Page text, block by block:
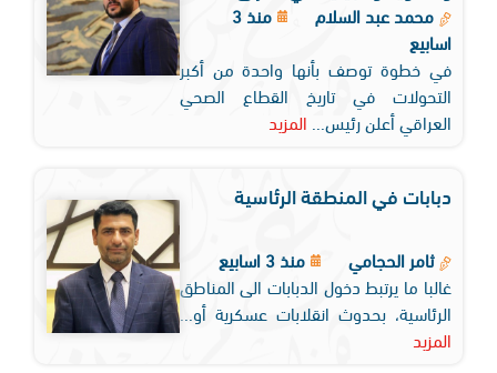
محمد عبد السلام
منذ 3
اسابيع
في خطوة توصف بأنها واحدة من أكبر
التحولات في تاريخ القطاع الصحي
العراقي أعلن رئيس...
المزيد
دبابات في المنطقة الرئاسية
ثامر الحجامي
منذ 3 اسابيع
غالبا ما يرتبط دخول الدبابات الى المناطق
الرئاسية، بحدوث انقلابات عسكرية أو...
المزيد